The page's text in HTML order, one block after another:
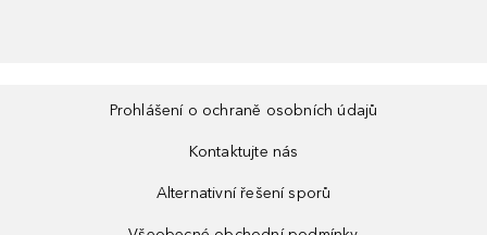
Prohlášení o ochraně osobních údajů
Kontaktujte nás
Alternativní řešení sporů